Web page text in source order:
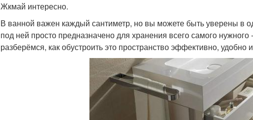
Жкмай интересно.
В ванной важен каждый сантиметр, но вы можете быть уверены в
под ней просто предназначено для хранения всего самого
разберёмся, как обустроить это пространство эффективно, удобно